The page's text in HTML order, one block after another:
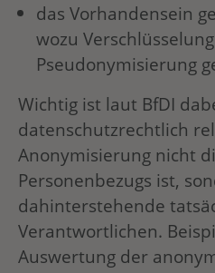
das Vorhandensein
wozu
Pseudonymisierung
Wichtig ist laut BfDI
datenschutzrechtlich
Anonymisierung nicht
Personenbezugs ist,
dahinterstehende
Verantwortlichen.
Auswertung der